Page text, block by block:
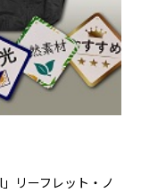
リーフレット・ノ